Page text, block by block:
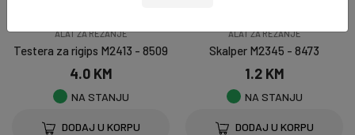
ALAT ZA REZANJE
Testera za rigips M2413 - 8509
4.0 KM
NA STANJU
DODAJ U KORPU
ALAT ZA REZANJE
Skalper M2345 - 8473
1.2 KM
NA STANJU
DODAJ U KORPU